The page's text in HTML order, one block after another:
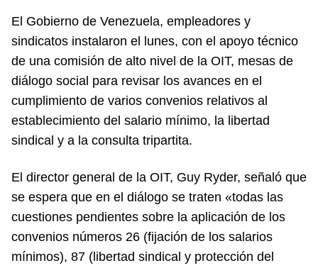
El Gobierno de Venezuela, empleadores y
sindicatos instalaron el lunes, con el apoyo técnico
de una comisión de alto nivel de la OIT, mesas de
diálogo social para revisar los avances en el
cumplimiento de varios convenios relativos al
establecimiento del salario mínimo, la libertad
sindical y a la consulta tripartita.
El director general de la OIT, Guy Ryder, señaló que
se espera que en el diálogo se traten «todas las
cuestiones pendientes sobre la aplicación de los
convenios números 26 (fijación de los salarios
mínimos), 87 (libertad sindical y protección del